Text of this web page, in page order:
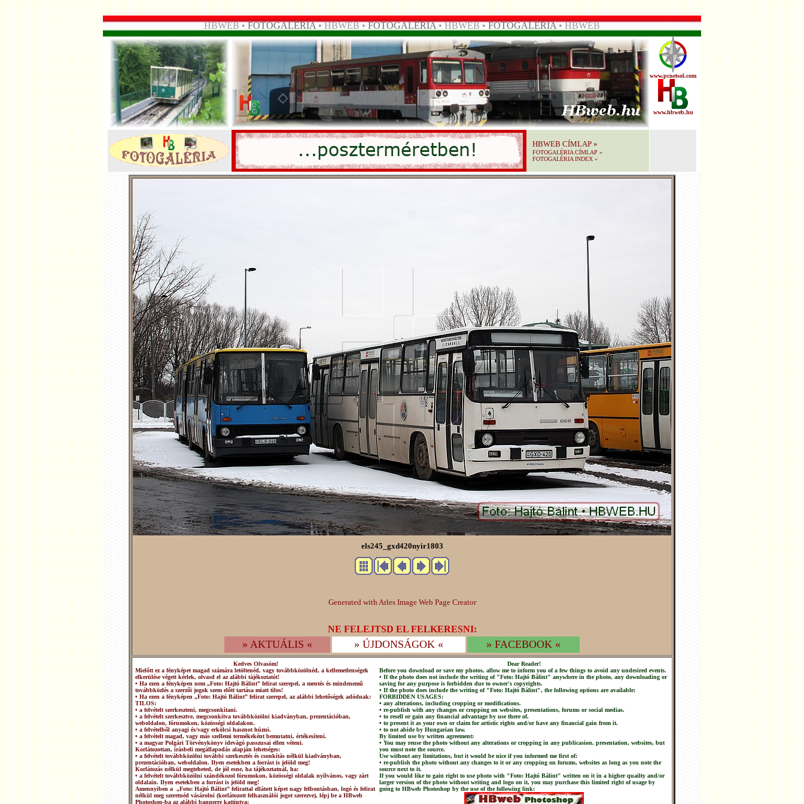
HBWEB •FOTOGALÉRIA• HBWEB •FOTOGALÉRIA• HBWEB •FOTOGALÉRIA• HBWEB
www.pcnetsol.com
www.hbweb.hu
HBWEB CÍMLAP »
FOTOGALÉRIA CÍMLAP »
FOTOGALÉRIA INDEX »
els245_gxd420nyir1803
Generated with Arles Image Web Page Creator
NE FELEJTSD EL FELKERESNI:
» AKTUÁLIS « » ÚJDONSÁGOK « » FACEBOOK «
Kedves Olvasóm!
Mielőtt ez a fényképet magad számára letöltenéd, vagy továbbközölnéd, a kellemetlenségek
elkerülése végett kérlek, olvasd el az alábbi tájékoztatót!
• Ha ezen a fényképen nem „Foto: Hajtó Bálint” felirat szerepel, a mentés és mindenemű
továbbközlés a szerzői jogok szem előtt tartása miatt tilos!
• Ha ezen a fényképen „Foto: Hajtó Bálint” felirat szerepel, az alábbi lehetőségek adódnak:
TILOS:
• a felvételt szerkeszteni, megcsonkítani.
• a felvételt szerkesztve, megcsonkítva továbbközölni kiadványban, prezentációban,
weboldalon, fórumokon, közösségi oldalakon.
• a felvételből anyagi és/vagy erkölcsi hasznot húzni.
• a felvételt magad, vagy más szellemi termékeként bemutatni, értékesíteni.
• a magyar Polgári Törvénykönyv idevágó passzusai ellen véteni.
Korlátozottan, írásbeli megállapodás alapján lehetséges:
• a felvételt továbbközölni további szerkesztés és csonkítás nélkül kiadványban,
prezentációban, weboldalon. Ilyen esetekben a forrást is jelöld meg!
Korlátozás nélkül megteheted, de jól esne, ha tájékoztatnál, ha:
• a felvételt továbbközölni szándékozol fórumokon, közösségi oldalak nyílvános, vagy zárt
oldalain. Ilyen esetekben a forrást is jelöld meg!
Amennyiben a „Foto: Hajtó Bálint” felirattal ellátott képet nagy felbontásban, logó és felirat
nélkül meg szeretnéd vásárolni (korlátozott felhasználói jogot szerezve), lépj be a HBweb
Photoshop-ba az alábbi bannerre kattintva:
Dear Reader!
Before you download or save my photos, allow me to inform you of a few things to avoid any undesired events.
• If the photo does not include the writing of "Foto: Hajtó Bálint" anywhere in the photo, any downloading or
saving for any purpose is forbidden due to owner's copyrights.
• If the photo does include the writing of "Foto: Hajtó Bálint", the following options are available:
FORBIDDEN USAGES:
• any alterations, including cropping or modifications.
• re-publish with any changes or cropping on websites, presentations, forums or social medias.
• to resell or gain any financial advantage by use there of.
• to present it as your own or claim for artistic rights and/or have any financial gain from it.
• to not abide by Hungarian law.
By limited use by written agreement:
• You may reuse the photo without any alterations or cropping in any publicasion, presentation, websites, but
you must note the source.
Use without any limitations, but it would be nice if you informed me first of:
• re-publish the photo without any changes to it or any cropping on forums, websites as long as you note the
source next to it.
If you would like to gain right to use photo with "Foto: Hajtó Bálint" written on it in a higher quailty and/or
larger version of the photo without writing and logo on it, you may purchase this limited right of usage by
going to HBweb Photoshop by the use of the following link: